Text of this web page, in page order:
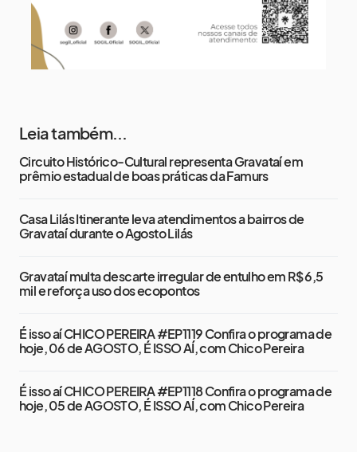
Leia também...
Circuito Histórico-Cultural representa Gravataí em
prêmio estadual de boas práticas da Famurs
Casa Lilás Itinerante leva atendimentos a bairros de
Gravataí durante o Agosto Lilás
Gravataí multa descarte irregular de entulho em R$ 6,5
mil e reforça uso dos ecopontos
É isso aí CHICO PEREIRA #EP1119 Confira o programa de
hoje, 06 de AGOSTO, É ISSO AÍ, com Chico Pereira
É isso aí CHICO PEREIRA #EP1118 Confira o programa de
hoje, 05 de AGOSTO, É ISSO AÍ, com Chico Pereira